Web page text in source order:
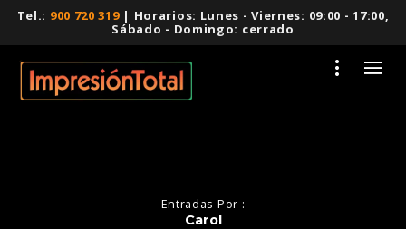
Tel.: 900 720 319| Horarios: Lunes - Viernes: 09:00 - 17:00,
Sábado - Domingo: cerrado
Entradas Por :
Carol